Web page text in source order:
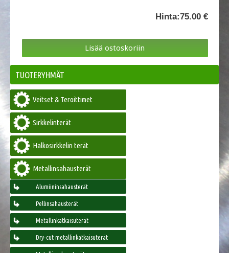
Hinta:75.00 €
TUOTERYHMÄT
Veitset & Teroittimet
Sirkkelinterät
Halkosirkkelin terät
Metallinsahausterät
Alumiininsahausterät
Pellinsahausterät
Metallinkatkaisuterät
Dry-cut metallinkatkaisuterät